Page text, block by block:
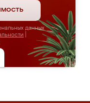
данных